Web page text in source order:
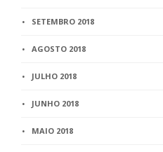
SETEMBRO 2018
AGOSTO 2018
JULHO 2018
JUNHO 2018
MAIO 2018